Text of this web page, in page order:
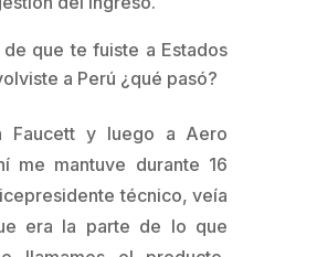
de que te fuiste a Estados
a Perú ¿qué pasó?
Faucett y luego a Aero
me mantuve durante 16
técnico, veía
era la parte de lo que